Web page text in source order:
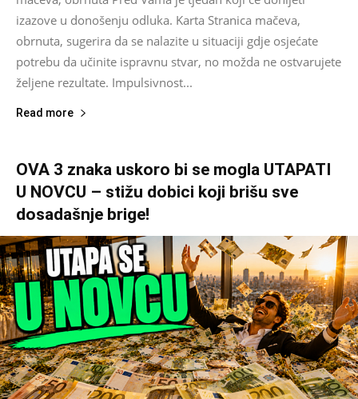
izazove u donošenju odluka. Karta Stranica mačeva,
obrnuta, sugerira da se nalazite u situaciji gdje osjećate
potrebu da učinite ispravnu stvar, no možda ne ostvarujete
željene rezultate. Impulsivnost...
Read more
OVA 3 znaka uskoro bi se mogla UTAPATI
U NOVCU – stižu dobici koji brišu sve
dosadašnje brige!